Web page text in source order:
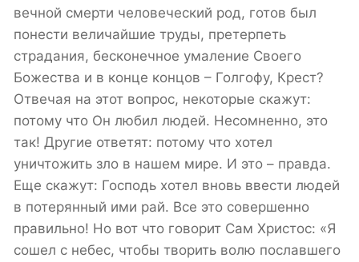
вечной смерти человеческий род, готов был
понести величайшие труды, претерпеть
страдания, бесконечное умаление Своего
Божества и в конце концов – Голгофу, Крест?
Отвечая на этот вопрос, некоторые скажут:
потому что Он любил людей. Несомненно, это
так! Другие ответят: потому что хотел
уничтожить зло в нашем мире. И это – правда.
Еще скажут: Господь хотел вновь ввести людей
в потерянный ими рай. Все это совершенно
правильно! Но вот что говорит Сам Христос: «Я
сошел с небес, чтобы творить волю пославшего